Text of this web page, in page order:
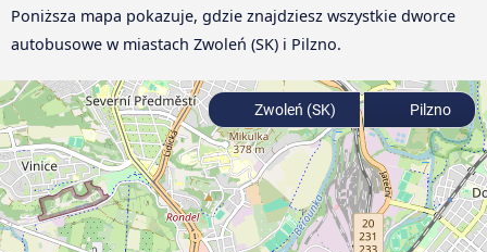
Poniższa mapa pokazuje, gdzie znajdziesz wszystkie dworce
autobusowe w miastach Zwoleń (SK) i Pilzno.
Zwoleń (SK) Pilzno